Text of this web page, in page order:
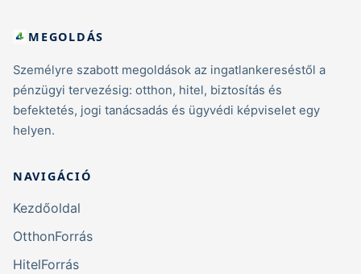
MEGOLDÁS
Személyre szabott megoldások az ingatlankereséstől a
pénzügyi tervezésig: otthon, hitel, biztosítás és
befektetés, jogi tanácsadás és ügyvédi képviselet egy
helyen.
NAVIGÁCIÓ
Kezdőoldal
OtthonForrás
HitelForrás